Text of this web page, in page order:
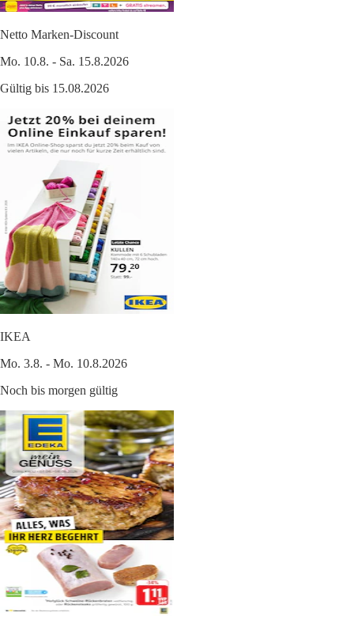
Netto Marken-Discount
Mo. 10.8. - Sa. 15.8.2026
Gültig bis 15.08.2026
IKEA
Mo. 3.8. - Mo. 10.8.2026
Noch bis morgen gültig